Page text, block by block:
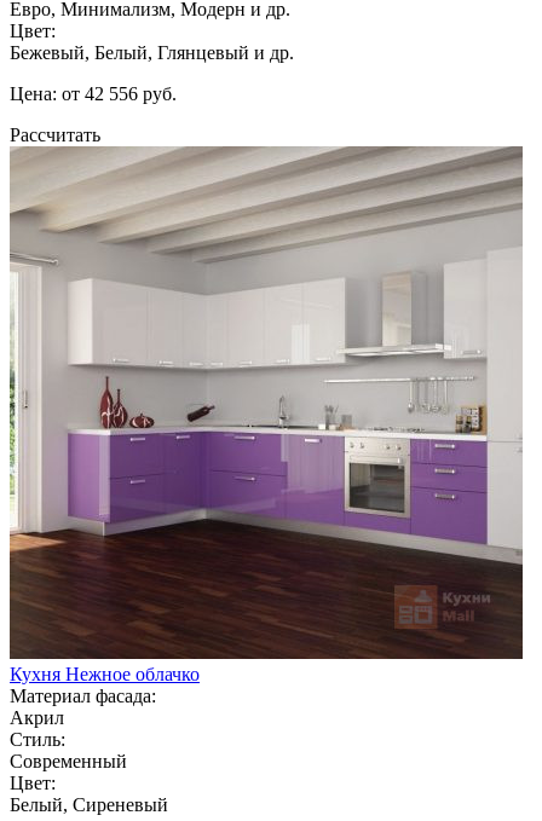
Евро, Минимализм, Модерн и др.
Цвет:
Бежевый, Белый, Глянцевый и др.
Цена: от 42 556 руб.
Рассчитать
Кухня Нежное облачко
Материал фасада:
Акрил
Стиль:
Современный
Цвет:
Белый, Сиреневый